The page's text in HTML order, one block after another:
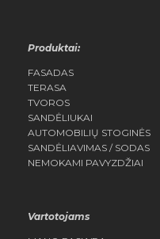
Produktai:
FASADAS
TERASA
TVOROS
SANDĖLIUKAI
AUTOMOBILIŲ STOGINĖS
SANDĖLIAVIMAS / SODAS
NEMOKAMI PAVYZDŽIAI
Vartotojams